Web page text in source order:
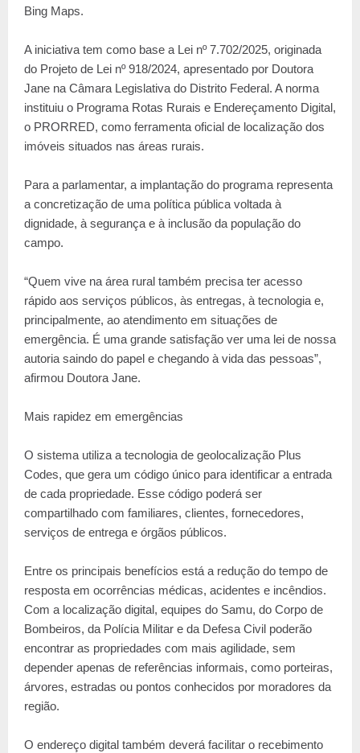
Bing Maps.
A iniciativa tem como base a Lei nº 7.702/2025, originada
do Projeto de Lei nº 918/2024, apresentado por Doutora
Jane na Câmara Legislativa do Distrito Federal. A norma
instituiu o Programa Rotas Rurais e Endereçamento Digital,
o PRORRED, como ferramenta oficial de localização dos
imóveis situados nas áreas rurais.
Para a parlamentar, a implantação do programa representa
a concretização de uma política pública voltada à
dignidade, à segurança e à inclusão da população do
campo.
“Quem vive na área rural também precisa ter acesso
rápido aos serviços públicos, às entregas, à tecnologia e,
principalmente, ao atendimento em situações de
emergência. É uma grande satisfação ver uma lei de nossa
autoria saindo do papel e chegando à vida das pessoas”,
afirmou Doutora Jane.
Mais rapidez em emergências
O sistema utiliza a tecnologia de geolocalização Plus
Codes, que gera um código único para identificar a entrada
de cada propriedade. Esse código poderá ser
compartilhado com familiares, clientes, fornecedores,
serviços de entrega e órgãos públicos.
Entre os principais benefícios está a redução do tempo de
resposta em ocorrências médicas, acidentes e incêndios.
Com a localização digital, equipes do Samu, do Corpo de
Bombeiros, da Polícia Militar e da Defesa Civil poderão
encontrar as propriedades com mais agilidade, sem
depender apenas de referências informais, como porteiras,
árvores, estradas ou pontos conhecidos por moradores da
região.
O endereço digital também deverá facilitar o recebimento